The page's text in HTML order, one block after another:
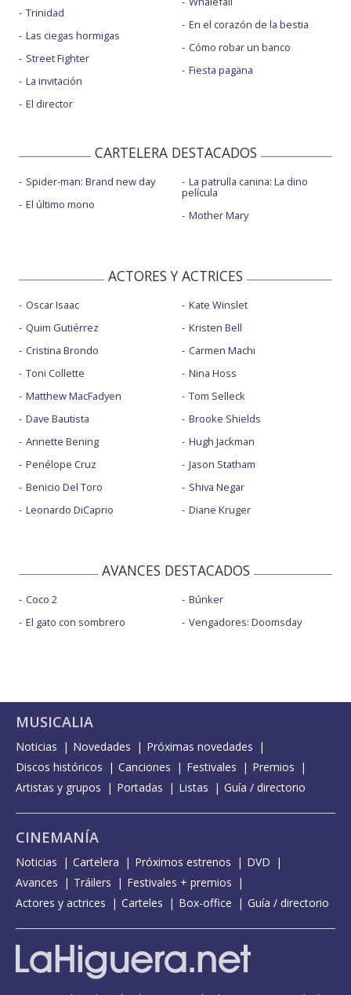
Trinidad
Las ciegas hormigas
Street Fighter
La invitación
El director
En el corazón de la bestia
Cómo robar un banco
Fiesta pagäna
CARTELERA DESTACADOS
Spider-man: Brand new day
El último mono
La patrulla canina: La dino
película
Mother Mary
ACTORES Y ACTRICES
Oscar Isaac
Quim Gutiérrez
Cristina Brondo
Toni Collette
Matthew MacFadyen
Dave Bautista
Annette Bening
Penélope Cruz
Benicio Del Toro
Leonardo DiCaprio
Kate Winslet
Kristen Bell
Carmen Machi
Nina Hoss
Tom Selleck
Brooke Shields
Hugh Jackman
Jason Statham
Shiva Negar
Diane Kruger
AVANCES DESTACADOS
Coco 2
El gato con sombrero
Búnker
Vengadores: Doomsday
MUSICALIA
Noticias Novedades
Próximas novedades
Discos históricos
Canciones Festivales
Premios
Artistas y grupos
Portadas Listas Guía / directorio
CINEMANÍA
Noticias Cartelera Próximos estrenos
DVD
Avances
Tráilers
Festivales + premios
Actores y actrices
Carteles Box-office Guía / directorio